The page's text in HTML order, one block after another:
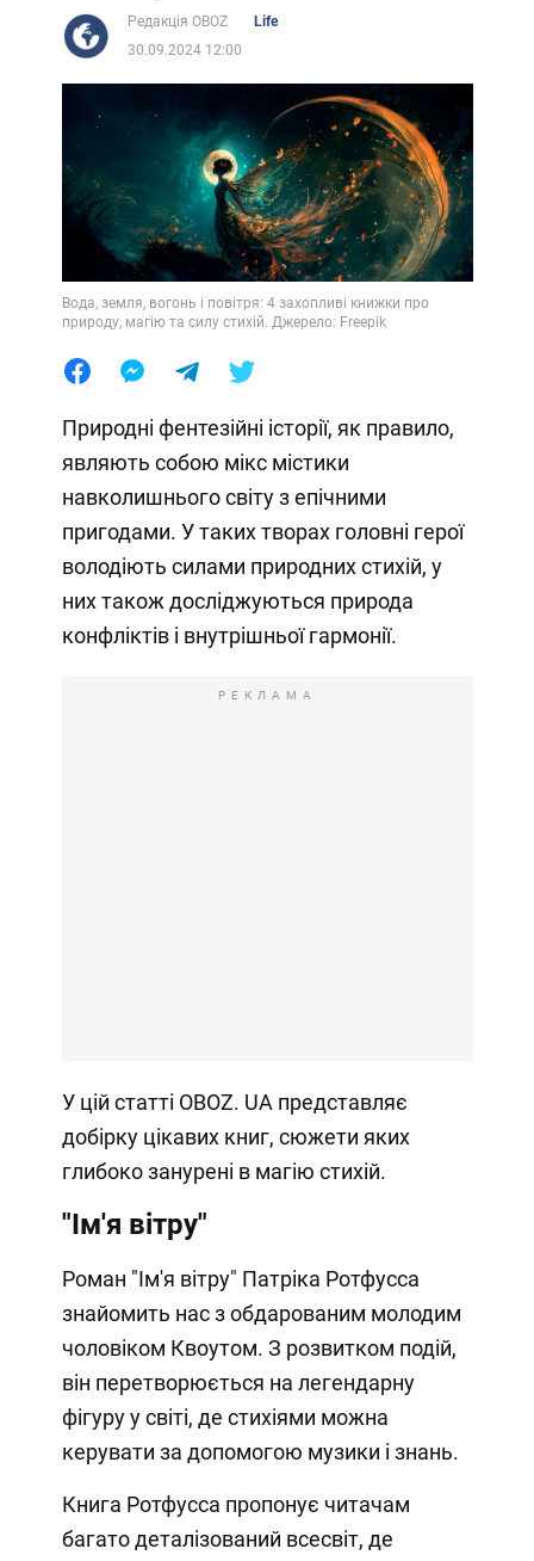
Редакція OBOZ
Life
30.09.2024 12:00
Вода, земля, вогонь і повітря: 4 захопливі книжки про
природу, магію та силу стихій. Джерело: Freepik
Природні фентезійні історії, як правило,
являють собою мікс містики
навколишнього світу з епічними
пригодами. У таких творах головні герої
володіють силами природних стихій, у
них також досліджуються природа
конфліктів і внутрішньої гармонії.
РЕКЛАМА
У цій статті OBOZ. UA представляє
добірку цікавих книг, сюжети яких
глибоко занурені в магію стихій.
"Ім'я вітру"
Роман "Ім'я вітру" Патріка Ротфусса
знайомить нас з обдарованим молодим
чоловіком Квоутом. З розвитком подій,
він перетворюється на легендарну
фігуру у світі, де стихіями можна
керувати за допомогою музики і знань.
Книга Ротфусса пропонує читачам
багато деталізований всесвіт, де